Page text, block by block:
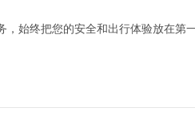
始终把您的安全和出行体验放在第